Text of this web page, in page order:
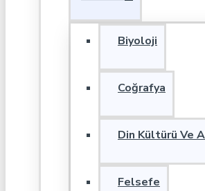
Biyoloji
Coğrafya
Din Kültürü Ve
Felsefe